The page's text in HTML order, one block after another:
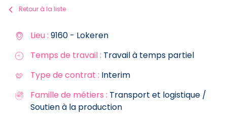
Retour à la liste
Lieu : 9160 - Lokeren
Temps de travail : Travail à temps partiel
Type de contrat : Interim
Famille de métiers : Transport et logistique /
Soutien à la production